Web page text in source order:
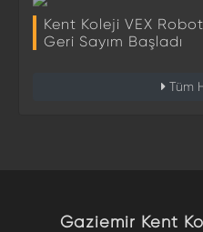
Kent Koleji VEX
Geri Sayım Başladı
Tüm
Gaziemir Kent